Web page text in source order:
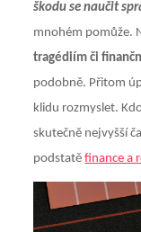
škodu se naučit
mnohém pomůže.
tragédiím či
podobně. Přitom
klidu rozmyslet.
skutečně nejvyšší
podstatěfinance a